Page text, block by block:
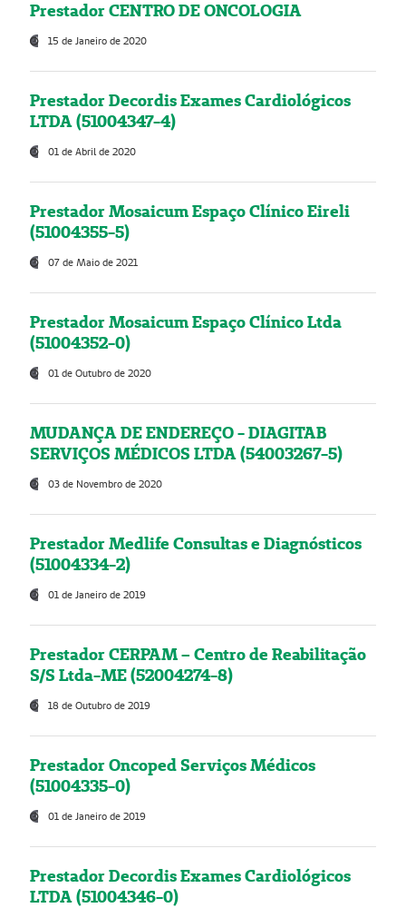
Prestador CENTRO DE ONCOLOGIA
15 de Janeiro de 2020
Prestador Decordis Exames Cardiológicos
LTDA (51004347-4)
01 de Abril de 2020
Prestador Mosaicum Espaço Clínico Eireli
(51004355-5)
07 de Maio de 2021
Prestador Mosaicum Espaço Clínico Ltda
(51004352-0)
01 de Outubro de 2020
MUDANÇA DE ENDEREÇO - DIAGITAB
SERVIÇOS MÉDICOS LTDA (54003267-5)
03 de Novembro de 2020
Prestador Medlife Consultas e Diagnósticos
(51004334-2)
01 de Janeiro de 2019
Prestador CERPAM – Centro de Reabilitação
S/S Ltda-ME (52004274-8)
18 de Outubro de 2019
Prestador Oncoped Serviços Médicos
(51004335-0)
01 de Janeiro de 2019
Prestador Decordis Exames Cardiológicos
LTDA (51004346-0)